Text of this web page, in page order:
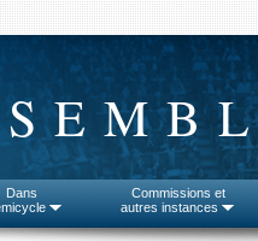
Dans
Commissions et
autres instances